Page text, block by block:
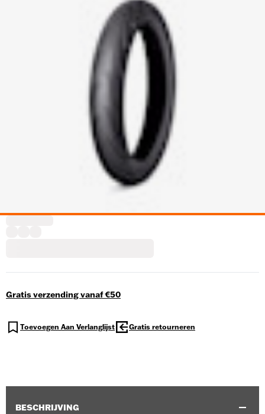
Gratis verzending vanaf €50
Toevoegen Aan Verlanglijst Gratis retourneren
BESCHRIJVING